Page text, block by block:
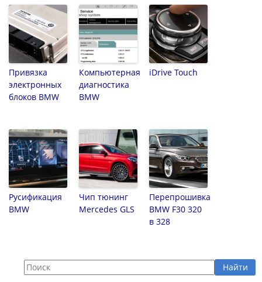
Привязка
электронных
блоков BMW
Компьютерная
диагностика
BMW
iDrive Touch
Русификация
BMW
Чип тюнинг
Mercedes GLS
Перепрошивка
BMW F30 320
в 328